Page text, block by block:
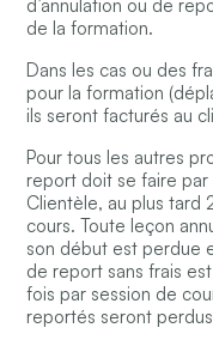
d’annulation ou de
de la formation.
Dans les cas ou des
pour la formation
ils seront facturés au
Pour tous les autres
report doit se faire
Clientèle, au plus tard
cours. Toute leçon
son début est perdue
de report sans frais
fois par session de
reportés seront